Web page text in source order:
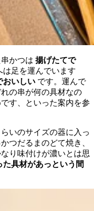
かつは 揚げたてで
は足を運んでいます
おいしい です。運んで
の串が何の具材なの
す、といった案内を参
いのサイズの器に入っ
つだるまのどて焼き、
り味付けが濃いとは思
具材があっという間